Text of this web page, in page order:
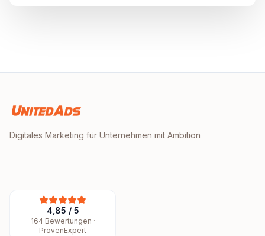
Digitales Marketing für Unternehmen mit Ambition
4,85 / 5
164 Bewertungen ·
ProvenExpert